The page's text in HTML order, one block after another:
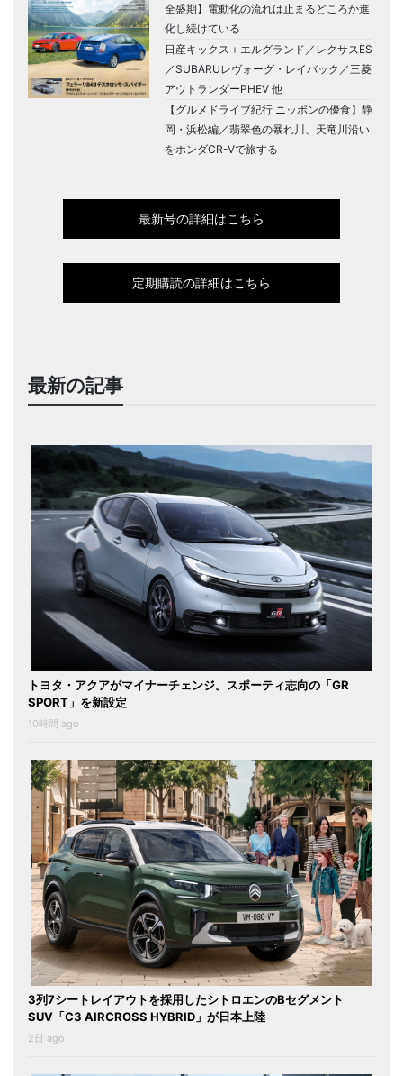
全盛期】電動化の流れは止まるどころか進
化し続けている
日産キックス＋エルグランド／レクサスES
／SUBARUレヴォーグ・レイバック／三菱
アウトランダーPHEV 他
【グルメドライブ紀行 ニッポンの優食】静
岡・浜松編／翡翠色の暴れ川、天竜川沿い
をホンダCR-Vで旅する
最新号の詳細はこちら
定期購読の詳細はこちら
最新の記事
トヨタ・アクアがマイナーチェンジ。スポーティ志向の「GR
SPORT」を新設定
10時間 ago
3列7シートレイアウトを採用したシトロエンのBセグメント
SUV「C3 AIRCROSS HYBRID」が日本上陸
2日 ago